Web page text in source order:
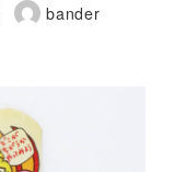
著
bander